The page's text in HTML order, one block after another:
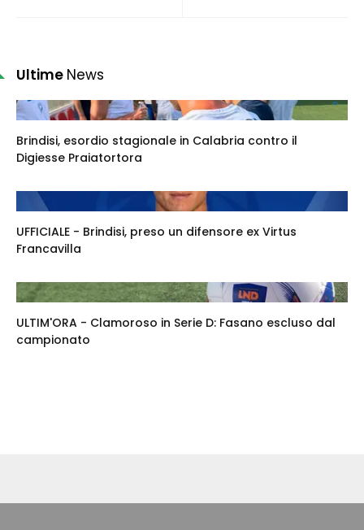
Ultime News
Brindisi, esordio stagionale in Calabria contro il
Digiesse Praiatortora
UFFICIALE - Brindisi, preso un difensore ex Virtus
Francavilla
ULTIM'ORA - Clamoroso in Serie D: Fasano escluso dal
campionato